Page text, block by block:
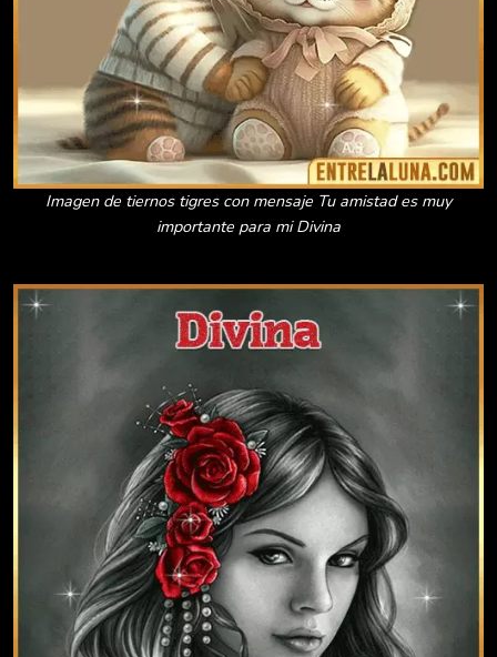
Imagen de tiernos tigres con mensaje Tu amistad es muy
importante para mi Divina